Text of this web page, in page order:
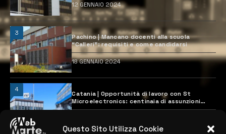
Questo Sito Utilizza Cookie
12 GENNAIO 2024
3
Pachino | Mancano docenti alla scuola
“Calleri”: requisiti e come candidarsi
18 GENNAIO 2024
4
Catania | Opportunità di lavoro con St
Microelectronics: centinaia di assunzioni
previste